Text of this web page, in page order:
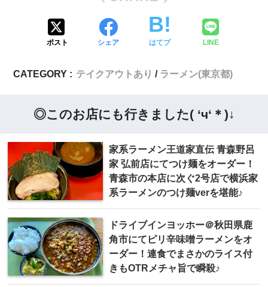
ポスト シェア はてブ LINE
CATEGORY : テイクアウトあり ラーメン(東京都)
◎このお店にも行きました( ‘ч‘＊)↓
家系ラーメン王道家直伝 青森野呂
家 弘前店にてつけ麺をオーダー！
青森市の本店に次ぐ2号店で横浜家
系ラーメンのつけ麺verを堪能♪
ドライブインヨッホー＠秋田県鹿
角市にてピリ辛味噌ラーメンをオ
ーダー！連食でまさかのライス付
きもOTRメチャ旨で瞬殺♪